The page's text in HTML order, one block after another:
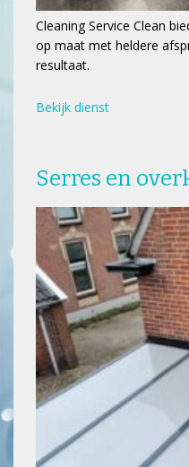
Cleaning Service Clean
op maat met heldere
resultaat.
Bekijk dienst
Serres en